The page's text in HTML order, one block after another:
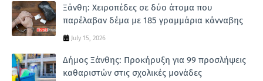
Ξάνθη: Χειροπέδες σε δύο άτομα που
παρέλαβαν δέμα με 185 γραμμάρια κάνναβης
July 15, 2026
Δήμος Ξάνθης: Προκήρυξη για 99 προσλήψεις
καθαριστών στις σχολικές μονάδες